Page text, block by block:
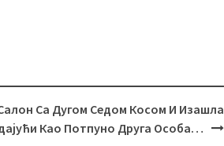
Са Дугом Седом Косом И Изашла
Као Потпуно Друга Особа…